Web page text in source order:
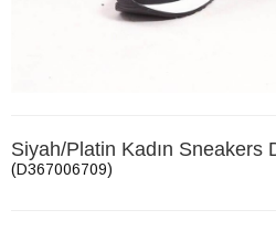
Siyah/Platin Kadın Sneakers
(D367006709)